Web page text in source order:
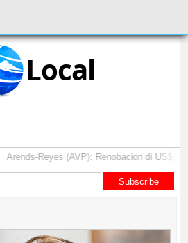
Local
Arends-Reyes (AVP): Renobacion di US$106
Subscribe